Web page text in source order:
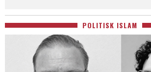
POLITISK ISLAM